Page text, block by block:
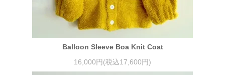
Balloon Sleeve Boa Knit Coat
16,000円(税込17,600円)